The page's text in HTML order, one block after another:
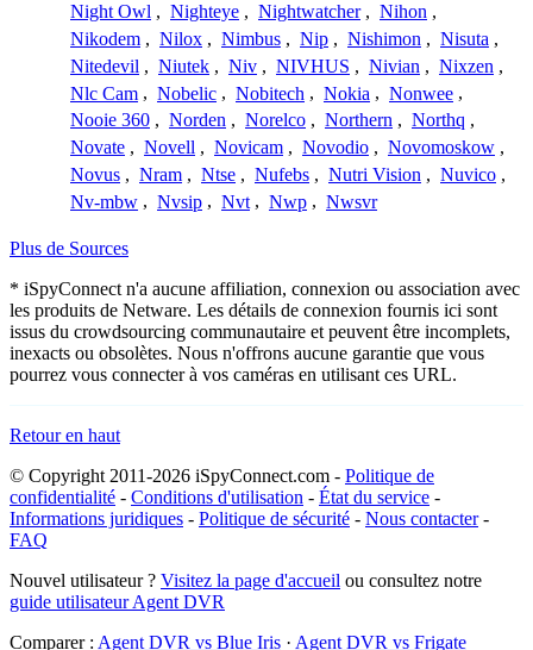
Night Owl , Nighteye , Nightwatcher , Nihon ,
Nikodem , Nilox , Nimbus , Nip , Nishimon , Nisuta ,
Nitedevil , Niutek , Niv , NIVHUS , Nivian , Nixzen ,
Nlc Cam , Nobelic , Nobitech , Nokia , Nonwee ,
Nooie 360 , Norden , Norelco , Northern , Northq ,
Novate , Novell , Novicam , Novodio , Novomoskow ,
Novus , Nram , Ntse , Nufebs , Nutri Vision , Nuvico ,
Nv-mbw , Nvsip , Nvt , Nwp , Nwsvr
Plus de Sources
* iSpyConnect n'a aucune affiliation, connexion ou association avec
les produits de Netware. Les détails de connexion fournis ici sont
issus du crowdsourcing communautaire et peuvent être incomplets,
inexacts ou obsolètes. Nous n'offrons aucune garantie que vous
pourrez vous connecter à vos caméras en utilisant ces URL.
Retour en haut
© Copyright 2011-2026 iSpyConnect.com - Politique de
confidentialité - Conditions d'utilisation - État du service -
Informations juridiques - Politique de sécurité - Nous contacter-
FAQ
Nouvel utilisateur ? Visitez la page d'accueil ou consultez notre
guide utilisateur Agent DVR
Comparer : Agent DVR vs Blue Iris · Agent DVR vs Frigate